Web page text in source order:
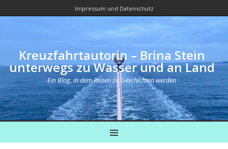
Impressum und Datenschutz
Kreuzfahrtautorin – Brina Stein
unterwegs zu Wasser und an Land
Ein Blog, in dem Reisen zu Geschichten werden
MENU